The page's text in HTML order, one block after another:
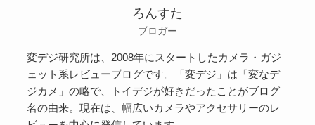
ろんすた
ブロガー
変デジ研究所は、2008年にスタートしたカメラ・ガジ
ェット系レビューブログです。「変デジ」は「変なデ
ジカメ」の略で、トイデジが好きだったことがブログ
名の由来。現在は、幅広いカメラやアクセサリーのレ